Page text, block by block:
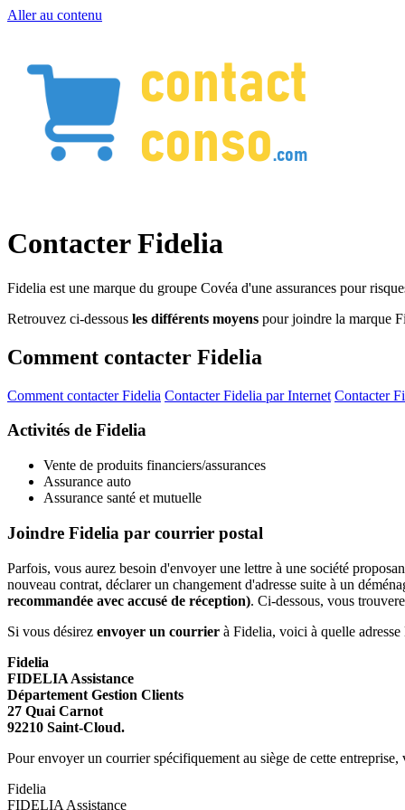
Aller au contenu
Contacter Fidelia
Fidelia est une marque du groupe Covéa d'une assurances pour
Retrouvez ci-dessous les différents moyens pour joindre la marque
Comment contacter Fidelia
Comment contacter Fidelia Contacter Fidelia par Internet Contacter
Activités de Fidelia
Vente de produits financiers/assurances
Assurance auto
Assurance santé et mutuelle
Joindre Fidelia par courrier postal
Parfois, vous aurez besoin d'envoyer une lettre à une société
nouveau contrat, déclarer un changement d'adresse suite à un
recommandée avec accusé de réception). Ci-dessous, vous
Si vous désirez envoyer un courrier à Fidelia, voici à quelle
Fidelia
FIDELIA Assistance
Département Gestion Clients
27 Quai Carnot
92210 Saint-Cloud.
Pour envoyer un courrier spécifiquement au siège de cette entreprise,
Fidelia
FIDELIA Assistance